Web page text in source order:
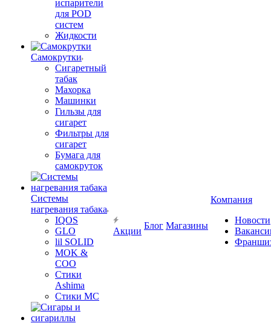
испарители
для POD
систем
Жидкости
Самокрутки
Сигаретный
табак
Махорка
Машинки
Гильзы для
сигарет
Фильтры для
сигарет
Бумага для
самокруток
Системы
нагревания табака
IQOS
GLO
lil SOLID
MOK &
COO
Стики
Ashima
Стики MC
Акции
Блог Магазины
Компания
Новости